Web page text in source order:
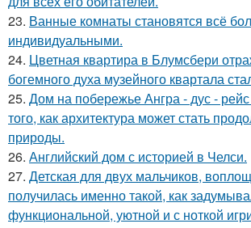
23. Ванные комнаты становятся всё
индивидуальными.
24. Цветная квартира в Блумсбери
богемного духа музейного квартала
25. Дом на побережье Ангра - дус -
того, как архитектура может стать
природы.
26. Английский дом с историей в Челси.
27. Детская для двух мальчиков,
получилась именно такой, как
функциональной, уютной и с ноткой